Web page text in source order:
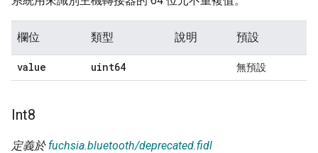
欄位 類型 說明 預設
value uint64 無預設
Int8
定義於 fuchsia.bluetooth/deprecated.fidl